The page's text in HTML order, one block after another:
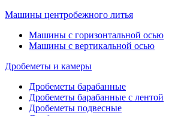
Машины центробежного литья
Машины с горизонтальной осью
Машины с вертикальной осью
Дробеметы и камеры
Дробеметы барабанные
Дробеметы барабанные с лентой
Дробеметы подвесные